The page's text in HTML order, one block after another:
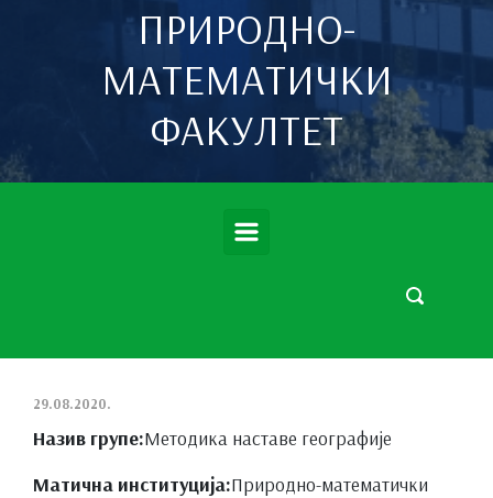
ПРИРОДНО-
МАТЕМАТИЧКИ
ФАКУЛТЕТ
29.08.2020.
Назив групе:Методика наставе географије
Матична институција:Природно-математички